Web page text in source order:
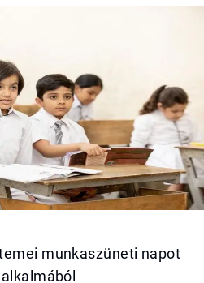
munkaszüneti napot